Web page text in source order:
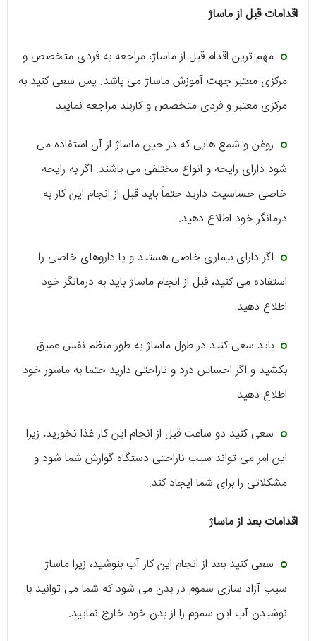
اقدامات قبل از ماساژ
مهم ترین اقدام قبل از ماساژ، مراجعه به فردی متخصص و
مرکزی معتبر جهت آموزش ماساژ می باشد. پس سعی کنید به
مرکزی معتبر و فردی متخصص و کاربلد مراجعه نمایید.
روغن و شمع هایی که در حین ماساژ از آن استفاده می
شود دارای رایحه و انواع مختلفی می باشند. اگر به رایحه
خاصی حساسیت دارید حتماً باید قبل از انجام این کار به
درمانگر خود اطلاع دهید.
اگر دارای بیماری خاصی هستید و یا داروهای خاصی را
استفاده می کنید، قبل از انجام ماساژ باید به درمانگر خود
اطلاع دهید.
باید سعی کنید در طول ماساژ به طور منظم نفس عمیق
بکشید و اگر احساس درد و ناراحتی دارید حتما به ماسور خود
اطلاع دهید.
سعی کنید دو ساعت قبل از انجام این کار غذا نخورید، زیرا
این امر می‌ تواند سبب ناراحتی دستگاه گوارش شما شود و
مشکلاتی را برای شما ایجاد کند.
اقدامات بعد از ماساژ
سعی کنید بعد از انجام این کار آب بنوشید، زیرا ماساژ
سبب آزاد سازی سموم در بدن می شود که شما می توانید با
نوشیدن آب این سموم را از بدن خود خارج نمایید.